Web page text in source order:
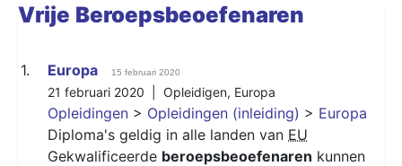
Vrije Beroepsbeoefenaren
1. Europa 15 februari 2020
21 februari 2020 | Opleidigen, Europa
Opleidingen > Opleidingen (inleiding) > Europa
Diploma's geldig in alle landen van EU
Gekwalificeerde beroepsbeoefenaren kunnen